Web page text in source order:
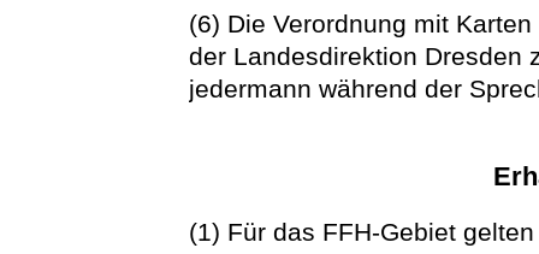
(6) Die Verordnung mit
der Landesdirektion Dresden
jedermann während der
(1) Für das FFH-Gebiet